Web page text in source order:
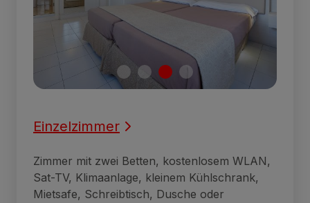
Einzelzimmer
Zimmer mit zwei Betten, kostenlosem WLAN,
Sat-TV, Klimaanlage, kleinem Kühlschrank,
Mietsafe, Schreibtisch, Dusche oder